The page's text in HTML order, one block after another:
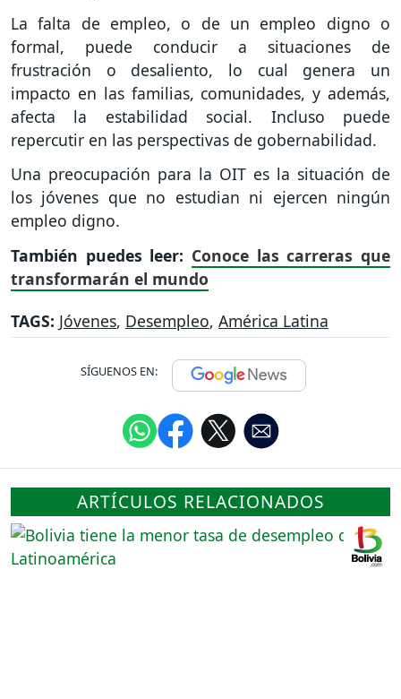
La falta de empleo, o de un empleo digno o
formal, puede conducir a situaciones de
frustración o desaliento, lo cual genera un
impacto en las familias, comunidades, y además,
afecta la estabilidad social. Incluso puede
repercutir en las perspectivas de gobernabilidad.
Una preocupación para la OIT es la situación de
los jóvenes que no estudian ni ejercen ningún
empleo digno.
También puedes leer: Conoce las carreras que
transformarán el mundo
TAGS: Jóvenes, Desempleo, América Latina
SÍGUENOS EN:
ARTÍCULOS RELACIONADOS